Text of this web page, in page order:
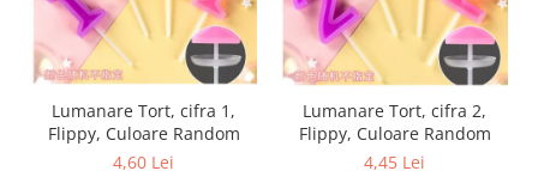
Casute gradina si cutii depozitare
Mobilier gradina
Corturi, Prelate si plase de
umbrire
Lopeti zapada
Lumanare Tort, cifra 1,
Flippy, Culoare Random
4,60 Lei
Lumanare Tort, cifra 2,
Flippy, Culoare Random
4,45 Lei